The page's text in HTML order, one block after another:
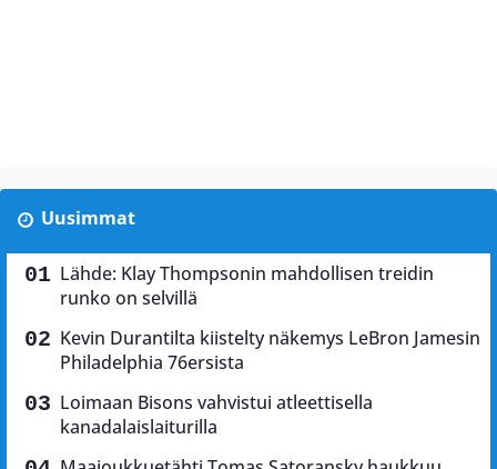
Uusimmat
Lähde: Klay Thompsonin mahdollisen treidin
runko on selvillä
Kevin Durantilta kiistelty näkemys LeBron Jamesin
Philadelphia 76ersista
Loimaan Bisons vahvistui atleettisella
kanadalaislaiturilla